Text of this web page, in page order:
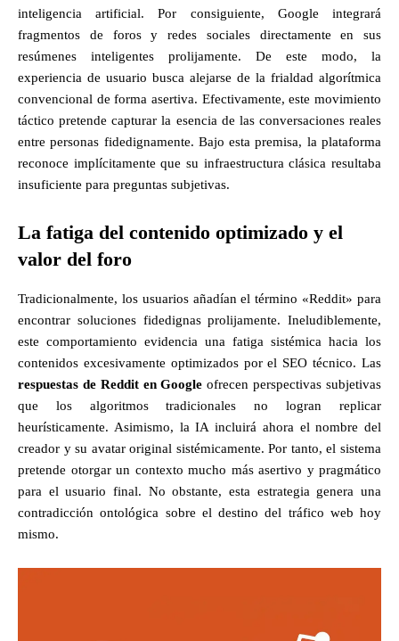
inteligencia artificial. Por consiguiente, Google integrará
fragmentos de foros y redes sociales directamente en sus
resúmenes inteligentes prolijamente. De este modo, la
experiencia de usuario busca alejarse de la frialdad algorítmica
convencional de forma asertiva. Efectivamente, este movimiento
táctico pretende capturar la esencia de las conversaciones reales
entre personas fidedignamente. Bajo esta premisa, la plataforma
reconoce implícitamente que su infraestructura clásica resultaba
insuficiente para preguntas subjetivas.
La fatiga del contenido optimizado y el
valor del foro
Tradicionalmente, los usuarios añadían el término «Reddit» para
encontrar soluciones fidedignas prolijamente. Ineludiblemente,
este comportamiento evidencia una fatiga sistémica hacia los
contenidos excesivamente optimizados por el SEO técnico. Las
respuestas de Reddit en Google ofrecen perspectivas subjetivas
que los algoritmos tradicionales no logran replicar
heurísticamente. Asimismo, la IA incluirá ahora el nombre del
creador y su avatar original sistémicamente. Por tanto, el sistema
pretende otorgar un contexto mucho más asertivo y pragmático
para el usuario final. No obstante, esta estrategia genera una
contradicción ontológica sobre el destino del tráfico web hoy
mismo.